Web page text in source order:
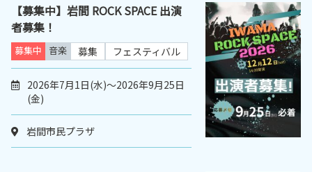
【募集中】岩間 ROCK SPACE 出演
者募集！
募集中 音楽 募集 フェスティバル
2026年7月1日(水)～2026年9月25日
(金)
岩間市民プラザ